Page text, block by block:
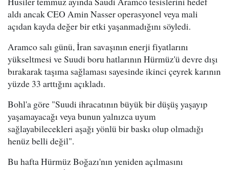
aldı ancak CEO Amin Nasser operasyonel veya mali
açıdan kayda değer bir etki yaşanmadığını söyledi.
Aramco salı günü, İran savaşının enerji fiyatlarını
yükseltmesi ve Suudi boru hatlarının Hürmüz'ü devre dışı
bırakarak taşıma sağlaması sayesinde ikinci çeyrek karının
yüzde 33 arttığını açıkladı.
Bohl'a göre "Suudi ihracatının büyük bir düşüş yaşayıp
yaşamayacağı veya bunun yalnızca uyum
sağlayabilecekleri aşağı yönlü bir baskı olup olmadığı
henüz belli değil".
Bu hafta Hürmüz Boğazı'nın yeniden açılmasını